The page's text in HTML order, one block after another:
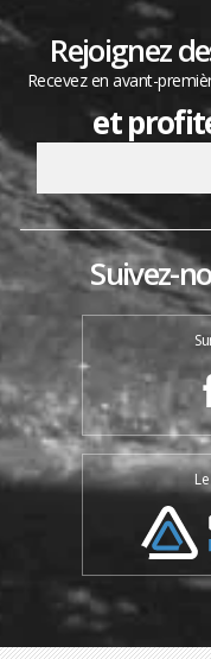
Rejoignez
Recevez en avant-
et
Suivez-